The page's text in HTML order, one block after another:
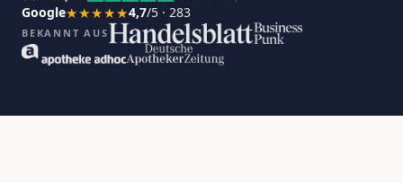
Google★★★★★4,7/5 · 283
BEKANNT AUS